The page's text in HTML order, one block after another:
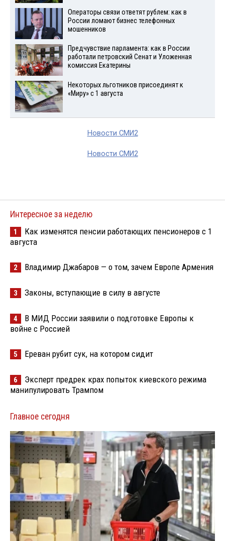
Операторы связи ответят рублем: как в
России ломают бизнес телефонных
мошенников
Предчувствие парламента: как в России
работали петровский Сенат и Уложенная
комиссия Екатерины
Некоторых льготников присоединят к
«Миру» с 1 августа
Новости СМИ2
Новости СМИ2
Интересное за неделю
1
Как изменятся пенсии работающих пенсионеров с 1
августа
2 Владимир Джабаров — о том, зачем Европе Армения
3 Законы, вступающие в силу в августе
4
В МИД России заявили о подготовке Европы к
войне с Россией
5 Ереван рубит сук, на котором сидит
6
Эксперт предрек крах попыток киевского режима
манипулировать Трампом
Главное сегодня